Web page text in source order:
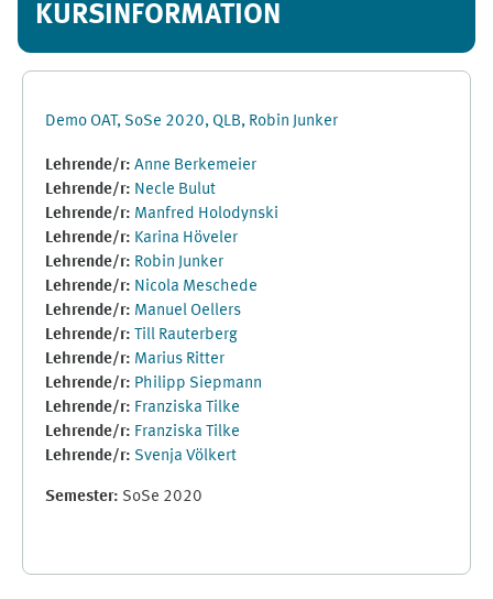
KURSINFORMATION
Demo OAT, SoSe 2020, QLB, Robin Junker
Lehrende/r: Anne Berkemeier
Lehrende/r: Necle Bulut
Lehrende/r: Manfred Holodynski
Lehrende/r: Karina Höveler
Lehrende/r: Robin Junker
Lehrende/r: Nicola Meschede
Lehrende/r: Manuel Oellers
Lehrende/r: Till Rauterberg
Lehrende/r: Marius Ritter
Lehrende/r: Philipp Siepmann
Lehrende/r: Franziska Tilke
Lehrende/r: Franziska Tilke
Lehrende/r: Svenja Völkert
Semester: SoSe 2020